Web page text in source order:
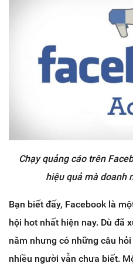
Chạy quảng cáo trên
hiệu quả mà doanh
Bạn biết đấy, Facebook là
hội hot nhất hiện nay. Dù đã
năm nhưng có những câu
nhiều người vẫn chưa biết.